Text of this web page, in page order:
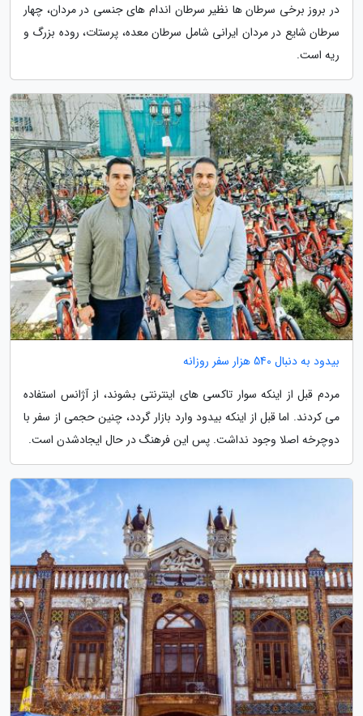
در بروز برخی سرطان ها نظیر سرطان اندام های جنسی در مردان، چهار
سرطان شایع در مردان ایرانی شامل سرطان معده، پرستات، روده بزرگ و
ریه است.
بیدود به دنبال 540 هزار سفر روزانه
مردم قبل از اینکه سوار تاکسی های اینترنتی بشوند، از آژانس استفاده
می کردند. اما قبل از اینکه بیدود وارد بازار گردد، چنین حجمی از سفر با
دوچرخه اصلا وجود نداشت. پس این فرهنگ در حال ایجادشدن است.